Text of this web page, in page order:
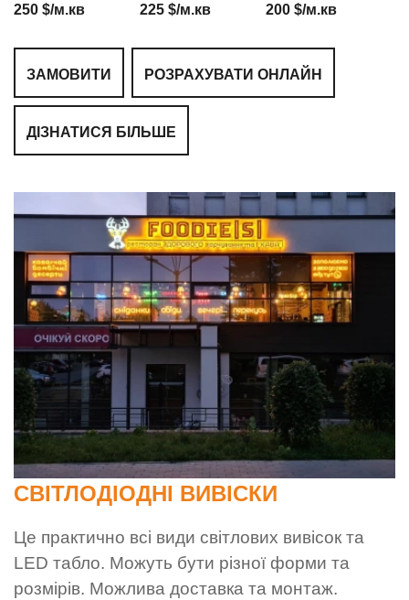
250 $/м.кв
225 $/м.кв
200 $/м.кв
ЗАМОВИТИ РОЗРАХУВАТИ ОНЛАЙН
ДІЗНАТИСЯ БІЛЬШЕ
СВІТЛОДІОДНІ ВИВІСКИ
Це практично всі види світлових вивісок та
LED табло. Можуть бути різної форми та
розмірів. Можлива доставка та монтаж.